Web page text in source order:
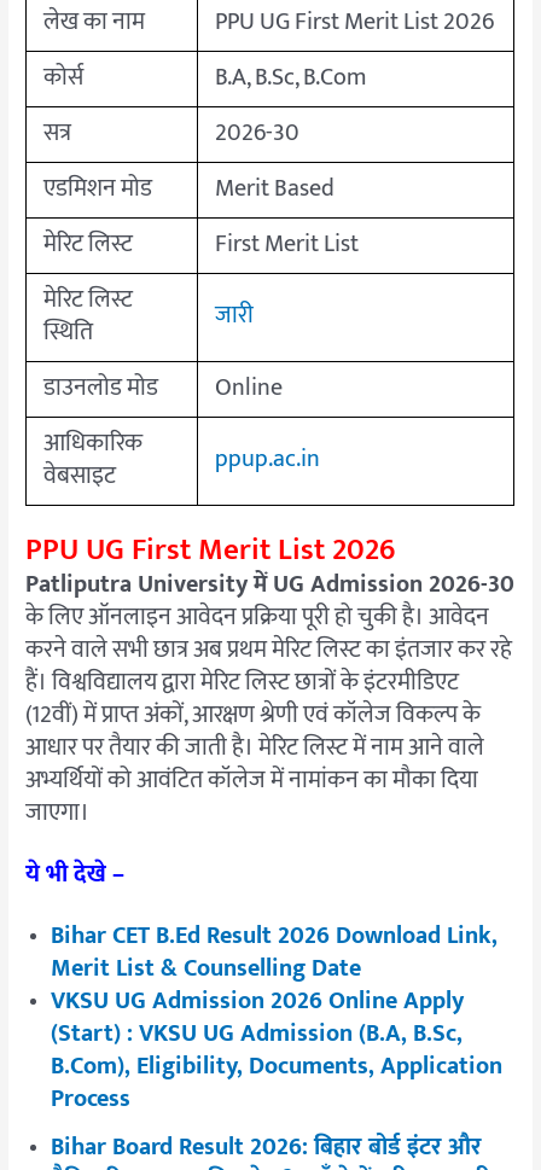
लेख का नाम
PPU UG First Merit List 2026
कोर्स
B.A, B.Sc, B.Com
सत्र
2026-30
एडमिशन मोड
Merit Based
मेरिट लिस्ट
First Merit List
मेरिट लिस्ट
स्थिति
जारी
डाउनलोड मोड
Online
आधिकारिक
वेबसाइट ppup.ac.in
PPU UG First Merit List 2026
Patliputra University में UG Admission 2026-30
के लिए ऑनलाइन आवेदन प्रक्रिया पूरी हो चुकी है। आवेदन
करने वाले सभी छात्र अब प्रथम मेरिट लिस्ट का इंतजार कर रहे
हैं। विश्वविद्यालय द्वारा मेरिट लिस्ट छात्रों के इंटरमीडिएट
(12वीं) में प्राप्त अंकों, आरक्षण श्रेणी एवं कॉलेज विकल्प के
आधार पर तैयार की जाती है। मेरिट लिस्ट में नाम आने वाले
अभ्यर्थियों को आवंटित कॉलेज में नामांकन का मौका दिया
जाएगा।
ये भी देखे –
Bihar CET B.Ed Result 2026 Download Link,
Merit List & Counselling Date
VKSU UG Admission 2026 Online Apply
(Start) : VKSU UG Admission (B.A, B.Sc,
B.Com), Eligibility, Documents, Application
Process
Bihar Board Result 2026: बिहार बोर्ड इंटर और